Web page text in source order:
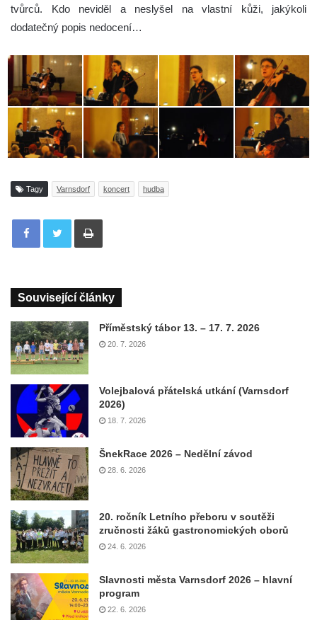
tvůrců. Kdo neviděl a neslyšel na vlastní kůži, jakýkoli
dodatečný popis nedocení…
Tagy Varnsdorf koncert hudba
Tisknout
Související články
Příměstský tábor 13. – 17. 7. 2026
20. 7. 2026
Volejbalová přátelská utkání (Varnsdorf
2026)
18. 7. 2026
ŠnekRace 2026 – Nedělní závod
28. 6. 2026
20. ročník Letního přeboru v soutěži
zručnosti žáků gastronomických oborů
24. 6. 2026
Slavnosti města Varnsdorf 2026 – hlavní
program
22. 6. 2026